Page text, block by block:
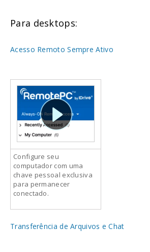
Para desktops:
Acesso Remoto Sempre Ativo
Configure seu
computador com uma
chave pessoal exclusiva
para permanecer
conectado.
Transferência de Arquivos e Chat